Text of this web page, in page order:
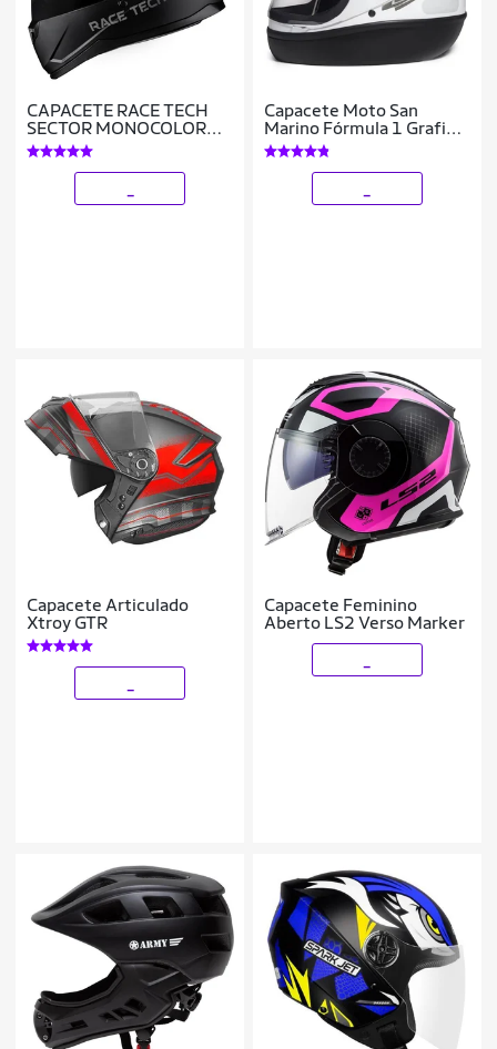
CAPACETE RACE TECH
SECTOR MONOCOLOR
PRETO FOSCO
Capacete Moto San
Marino Fórmula 1 Grafic
Original Fechado
Capacete Articulado
Xtroy GTR
Capacete Feminino
Aberto LS2 Verso Marker